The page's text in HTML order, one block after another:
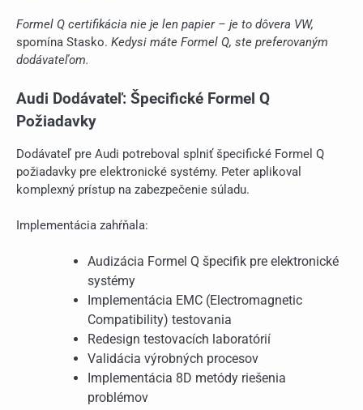
Formel Q certifikácia nie je len papier – je to dôvera VW,
spomína Stasko. Kedysi máte Formel Q, ste preferovaným
dodávateľom.
Audi Dodávateľ: Špecifické Formel Q
Požiadavky
Dodávateľ pre Audi potreboval splniť špecifické Formel Q
požiadavky pre elektronické systémy. Peter aplikoval
komplexný prístup na zabezpečenie súladu.
Implementácia zahŕňala:
Audizácia Formel Q špecifik pre elektronické
systémy
Implementácia EMC (Electromagnetic
Compatibility) testovania
Redesign testovacích laboratórií
Validácia výrobných procesov
Implementácia 8D metódy riešenia
problémov